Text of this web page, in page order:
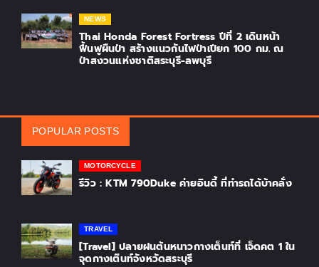
NEWS
Thai Honda Forest Fortress ปีที่ 2 เดินหน้า
ฟื้นฟูผืนป่า สร้างแนวกันไฟป่าเปียก 100 กม. ณ
ป่าสงวนแห่งชาติสระบุรี-ลพบุรี
POPULAR POSTS
MOTORCYCLE
รีวิว : KTM 790Duke ค่ายอินดี้ ที่ทำรถได้บ้าคลั่ง
TRAVEL
[Travel] ปลายฝนต้นหนาวกางเต็นท์ที่ เจ็ดคต 1 ใน
จุดกางเต๊นท์จังหวัดสระบุรี